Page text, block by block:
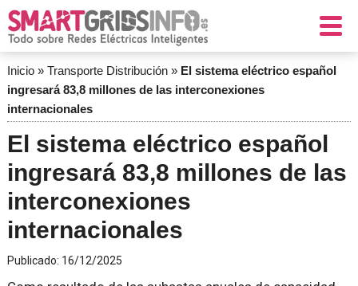
Inicio» Transporte Distribución» El sistema eléctrico español
ingresará 83,8 millones de las interconexiones
internacionales
El sistema eléctrico español
ingresará 83,8 millones de las
interconexiones
internacionales
Publicado: 16/12/2025